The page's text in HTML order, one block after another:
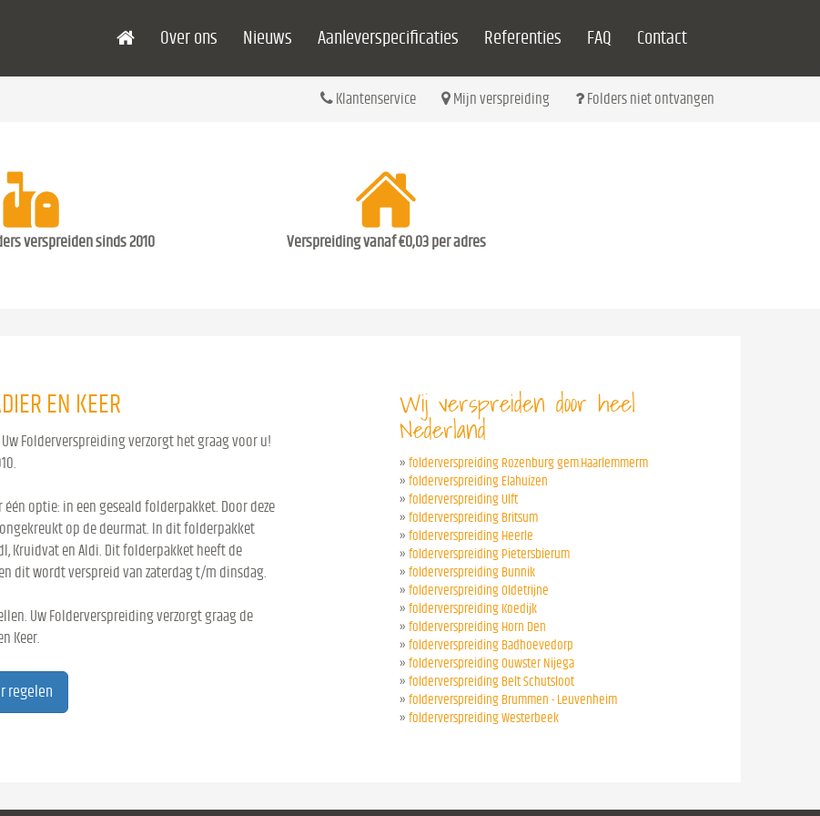
Over ons Nieuws Aanleverspecificaties Referenties FAQ Contact
Klantenservice Mijn verspreiding Folders niet ontvangen
verspreiden sinds 2010 Verspreiding vanaf €0,03 per adres
EN KEER
Folderverspreiding verzorgt het graag voor u!
optie: in een geseald folderpakket. Door deze
op de deurmat. In dit folderpakket
Kruidvat en Aldi. Dit folderpakket heeft de
dit wordt verspreid van zaterdag t/m dinsdag.
Uw Folderverspreiding verzorgt graag de
Keer.
regelen
Wij verspreiden door heel
Nederland
» folderverspreiding Rozenburg gem.Haarlemmerm
» folderverspreiding Elahuizen
» folderverspreiding Ulft
» folderverspreiding Britsum
» folderverspreiding Heerle
» folderverspreiding Pietersbierum
» folderverspreiding Bunnik
» folderverspreiding Oldetrijne
» folderverspreiding Koedijk
» folderverspreiding Horn Den
» folderverspreiding Badhoevedorp
» folderverspreiding Ouwster Nijega
» folderverspreiding Belt Schutsloot
» folderverspreiding Brummen - Leuvenheim
» folderverspreiding Westerbeek